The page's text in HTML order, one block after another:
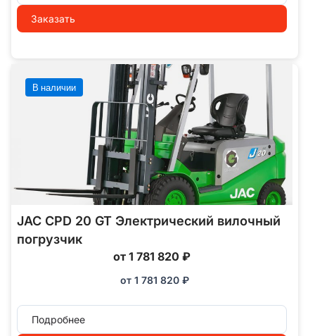
Заказать
В наличии
JAC CPD 20 GT Электрический вилочный
погрузчик
от 1 781 820 ₽
от 1 781 820 ₽
Подробнее